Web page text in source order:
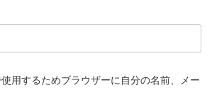
用するためブラウザーに自分の名前、メー